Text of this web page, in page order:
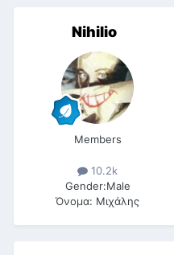
Nihilio
Members
10.2k
Gender:Male
Όνομα: Μιχάλης